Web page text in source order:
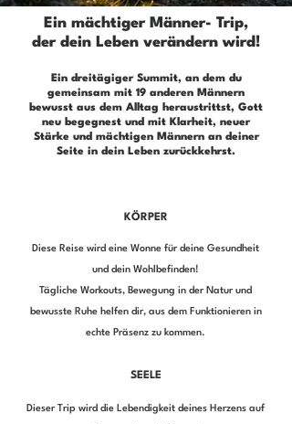
Ein mächtiger Männer- Trip,
der dein Leben verändern wird!
Ein dreitägiger Summit, an dem du
gemeinsam mit 19 anderen Männern
bewusst aus dem Alltag heraustrittst, Gott
neu begegnest und mit Klarheit, neuer
Stärke und mächtigen Männern an deiner
Seite in dein Leben zurückkehrst.
KÖRPER
Diese Reise wird eine Wonne für deine Gesundheit
und dein Wohlbefinden!
Tägliche Workouts, Bewegung in der Natur und
bewusste Ruhe helfen dir, aus dem Funktionieren in
echte Präsenz zu kommen.
SEELE
Dieser Trip wird die Lebendigkeit deines Herzens auf